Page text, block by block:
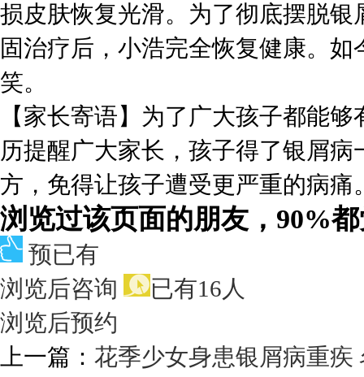
损皮肤恢复光滑。为了彻底摆脱
固治疗后，小浩完全恢复健康。
笑。
【家长寄语】为了广大孩子都能
历提醒广大家长，孩子得了银屑
方，免得让孩子遭受更严重的病痛
浏览过该页面的朋友，90%
预已有
浏览后咨询
已有16人
浏览后预约
上一篇： 花季少女身患银屑病重疾